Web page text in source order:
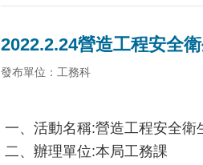
2022.2.24營造工程安全
發布單位：工務科
一、活動名稱:營造工程安全
二、辦理單位:本局工務課